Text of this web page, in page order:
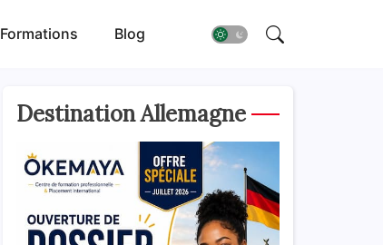
Formations Blog
Destination Allemagne